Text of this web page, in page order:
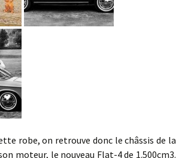
on retrouve donc le châssis de la
moteur, le nouveau Flat-4 de 1.500cm3.